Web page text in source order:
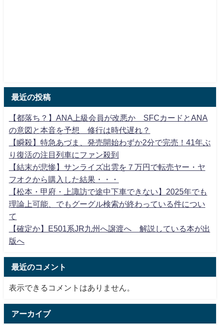
最近の投稿
【都落ち？】ANA上級会員が改悪か SFCカードとANA
の意図と本音を予想 修行は時代遅れ？
【瞬殺】特急あづま、発売開始わずか2分で完売！41年ぶ
り復活の注目列車にファン殺到
【結末が悲惨】サンライズ出雲を７万円で転売ヤー・ヤ
フオクから購入した結果・・・
【松本・甲府・上諏訪で途中下車できない】2025年でも
理論上可能、でもグーグル検索が終わっている件につい
て
【確定か】E501系JR九州へ譲渡へ 解説している本が出
版へ
最近のコメント
表示できるコメントはありません。
アーカイブ